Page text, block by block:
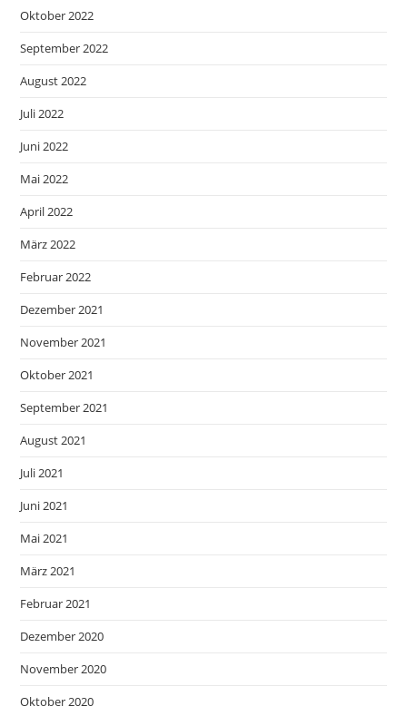
Oktober 2022
September 2022
August 2022
Juli 2022
Juni 2022
Mai 2022
April 2022
März 2022
Februar 2022
Dezember 2021
November 2021
Oktober 2021
September 2021
August 2021
Juli 2021
Juni 2021
Mai 2021
März 2021
Februar 2021
Dezember 2020
November 2020
Oktober 2020